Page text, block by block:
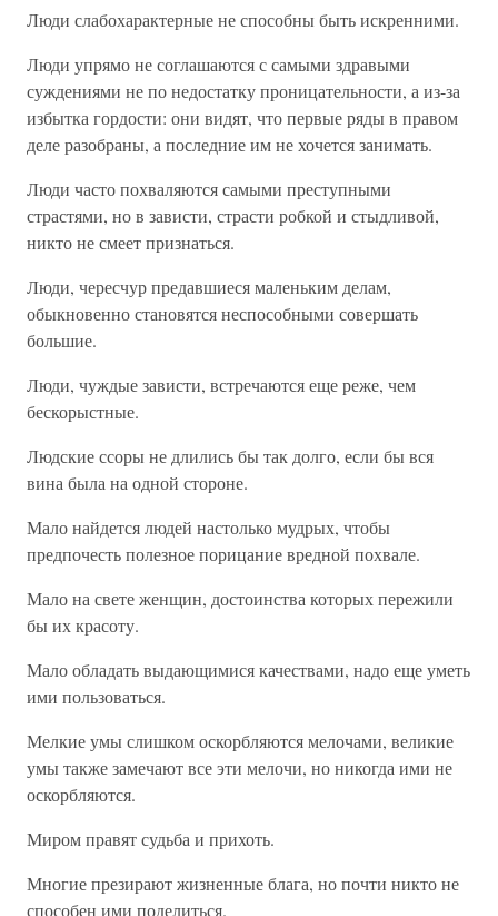
Люди слабохарактерные не способны быть искренними.
Люди упрямо не соглашаются с самыми здравыми
суждениями не по недостатку проницательности, а из-за
избытка гордости: они видят, что первые ряды в правом
деле разобраны, а последние им не хочется занимать.
Люди часто похваляются самыми преступными
страстями, но в зависти, страсти робкой и стыдливой,
никто не смеет признаться.
Люди, чересчур предавшиеся маленьким делам,
обыкновенно становятся неспособными совершать
большие.
Люди, чуждые зависти, встречаются еще реже, чем
бескорыстные.
Людские ссоры не длились бы так долго, если бы вся
вина была на одной стороне.
Мало найдется людей настолько мудрых, чтобы
предпочесть полезное порицание вредной похвале.
Мало на свете женщин, достоинства которых пережили
бы их красоту.
Мало обладать выдающимися качествами, надо еще уметь
ими пользоваться.
Мелкие умы слишком оскорбляются мелочами, великие
умы также замечают все эти мелочи, но никогда ими не
оскорбляются.
Миром правят судьба и прихоть.
Многие презирают жизненные блага, но почти никто не
способен ими поделиться.